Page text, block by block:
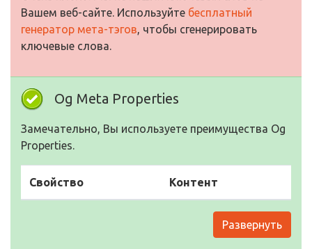
Вашем веб-сайте. Используйте бесплатный
генератор мета-тэгов, чтобы сгенерировать
ключевые слова.
Og Meta Properties
Замечательно, Вы используете преимущества Og
Properties.
Свойство Контент
Развернуть